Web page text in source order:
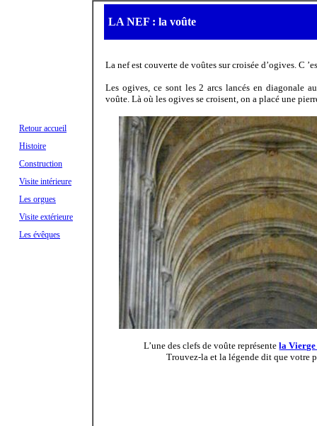
Retour accueil
Histoire
Construction
Visite intérieure
Les orgues
Visite extérieure
Les évêques
LA NEF : la voûte
La nef est couverte de voûtes sur croisée d’ogives. C
Les ogives, ce sont les 2 arcs lancés en diagonale
voûte. Là où les ogives se croisent, on a placé une
L’une des clefs de voûte représentela Vierge
Trouvez-la et la légende dit que votre